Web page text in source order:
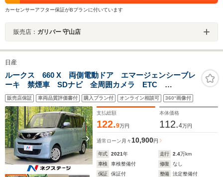
カーセンサーアフター保証がBプランに付いています
販売店： ガリバー 守山店
日産
ルークス 660 X 両側電動ドア エマージェンシーブレ
ーキ 禁煙車 SDナビ 全周囲カメラ ETC
Bluetooth フルセグ ドラレコ スマートキー コーナ
ーセンサー オートハイビーム パークアシスト オー
トライト
販売店保証 車両品質評価書付 購入プラン付 オンライン相談可 360°画像付
支払総額
122.9万円
本体価格
112.4万円
通常ローン 月々 10,900円
年式 2021年 走行 2.4万km
車検
車検整備付 修復
なし
保証
保証付 整備
法定整備付